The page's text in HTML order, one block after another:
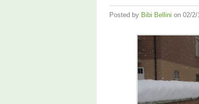
Posted by Bibi Bellini on 02/2/